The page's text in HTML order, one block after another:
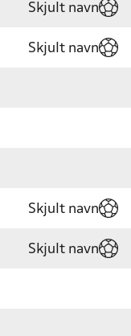
Skjult navn
Skjult navn
Skjult navn
Skjult navn